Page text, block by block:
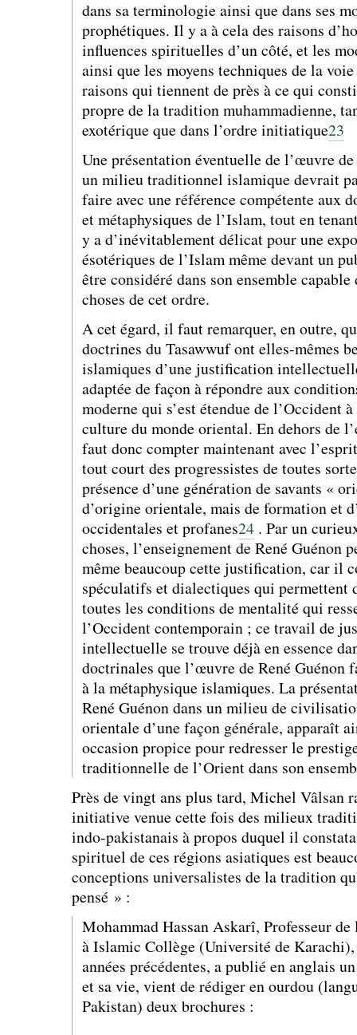
dans sa terminologie ainsi que dans ses
prophétiques. Il y a à cela des raisons
influences spirituelles d’un côté, et les
ainsi que les moyens techniques de la
raisons qui tiennent de près à ce qui
propre de la tradition muhammadienne,
exotérique que dans l’ordre initiatique23
Une présentation éventuelle de l’œuvre de
un milieu traditionnel islamique devrait
faire avec une référence compétente aux
et métaphysiques de l’Islam, tout en
y a d’inévitablement délicat pour une
ésotériques de l’Islam même devant un
être considéré dans son ensemble
choses de cet ordre.
A cet égard, il faut remarquer, en outre,
doctrines du Tasawwuf ont elles-mêmes
islamiques d’une justification
adaptée de façon à répondre aux
moderne qui s’est étendue de l’Occident
culture du monde oriental. En dehors de
faut donc compter maintenant avec
tout court des progressistes de toutes
présence d’une génération de savants «
d’origine orientale, mais de formation et
occidentales et profanes24. Par un
choses, l’enseignement de René
même beaucoup cette justification, car il
spéculatifs et dialectiques qui permettent
toutes les conditions de mentalité qui
l’Occident contemporain ; ce travail de
intellectuelle se trouve déjà en essence
doctrinales que l’œuvre de René Guénon
à la métaphysique islamiques. La
René Guénon dans un milieu de
orientale d’une façon générale, apparaît
occasion propice pour redresser le
traditionnelle de l’Orient dans son
Près de vingt ans plus tard, Michel Vâlsan
initiative venue cette fois des milieux
indo-pakistanais à propos duquel il
spirituel de ces régions asiatiques est
conceptions universalistes de la tradition
pensé » :
Mohammad Hassan Askarî, Professeur
à Islamic Collège (Université de
années précédentes, a publié en anglais
et sa vie, vient de rédiger en ourdou
Pakistan) deux brochures :